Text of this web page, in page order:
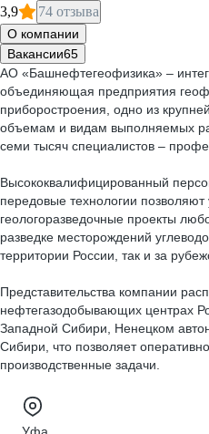
3,9 74 отзыва
О компании
Вакансии65
АО «Башнефтегеофизика» –
объединяющая предприятия
приборостроения, одно из
объемам и видам выполняемых
семи тысяч специалистов –
Высококвалифицированный
передовые технологии
геологоразведочные проекты
разведке месторождений
территории России, так и за
Представительства компании
нефтегазодобывающих центрах
Западной Сибири, Ненецком
Сибири, что позволяет
производственные задачи.